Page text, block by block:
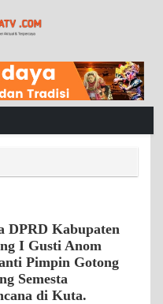
DPRD Kabupaten
I Gusti Anom
Pimpin Gotong
Semesta
di Kuta.